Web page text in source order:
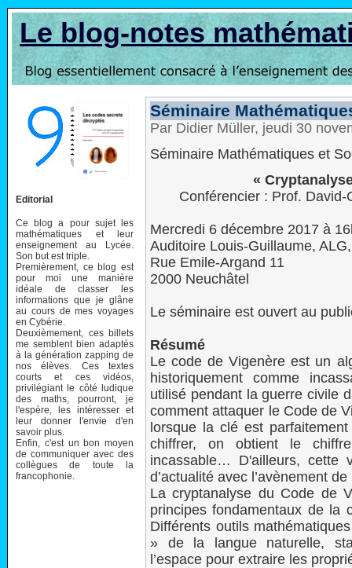
Le blog-notes
Editorial
Ce blog a pour sujet les
mathématiques et leur
enseignement au Lycée.
Son but est triple.
Premièrement, ce blog est
pour moi une manière
idéale de classer les
informations que je glâne
au cours de mes voyages
en Cybérie.
Deuxièmement, ces billets
me semblent bien adaptés
à la génération zapping de
nos élèves. Ces textes
courts et ces vidéos,
privilégiant le côté ludique
des maths, pourront, je
l'espère, les intéresser et
leur donner l'envie d'en
savoir plus.
Enfin, c'est un bon moyen
de communiquer avec des
collègues de toute la
francophonie.
Séminaire
Par Didier Müller, jeudi 30
Séminaire Mathématiques et
«
Conférencier : Prof.
Mercredi 6 décembre 2017 à
Auditoire Louis-Guillaume,
Rue Emile-Argand 11
2000 Neuchâtel
Le séminaire est ouvert au
Résumé
Le code de Vigenère est un
historiquement comme
utilisé pendant la guerre civile
comment attaquer le Code de
lorsque la clé est
chiffrer, on obtient le
incassable… D'ailleurs, cette
d’actualité avec l’avènement
La cryptanalyse du Code de
principes fondamentaux de la
Différents outils
» de la langue naturelle,
l’espace pour extraire les